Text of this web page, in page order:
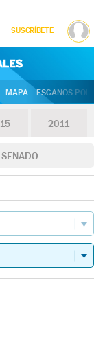
SUSCRÍBETE
MAPA ESCAÑOS
2011
SENADO